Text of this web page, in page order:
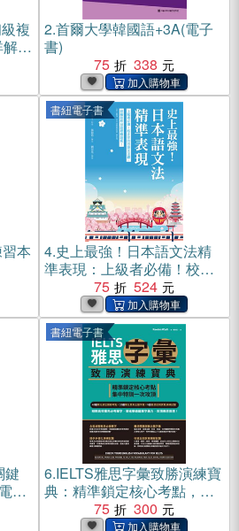
複
解
2.首爾大學韓國語+3A(電子
書)
75
338
本
書紐電子書
4.史上最強！日本語文法精
準表現：上級者必備！校正
你的日語文法觀，詳細剖析
日語細緻語感(電子書)
75 524
鍵
子
書紐電子書
6.IELTS雅思字彙致勝演練寶
典：精準鎖定核心考點，集
中特訓一次攻頂(電子書)
75 300